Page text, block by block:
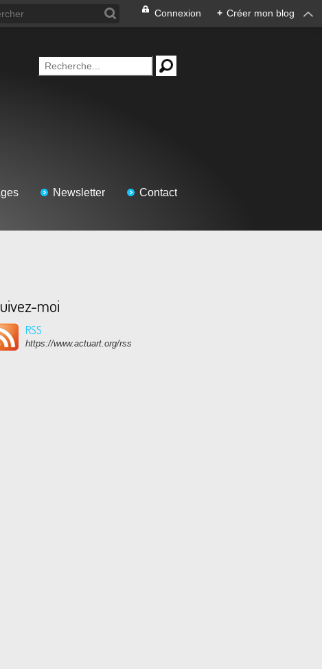
Connexion + Créer mon blog
Newsletter Contact
moi
RSS
https://www.actuart.org/rss